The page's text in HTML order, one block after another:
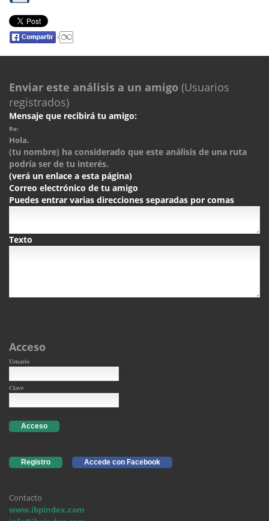
Enviar este análisis a un amigo (Usuarios
registrados)
Mensaje que recibirá tu amigo:
Re:
Hola.
(tu nombre) ha considerado que este análisis de una ruta
podría ser de tu interés.
(verá un enlace a esta página)
Correo electrónico de tu amigo
Puedes entrar varias direcciones separadas por comas
Texto
Acceso
Usuario
Clave
Acceso
Registro Accede con Facebook
Contacto
www.ibpindex.com